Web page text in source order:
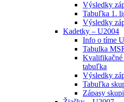
Výsledky
Tabuľka 1.
Výsledky
Kadetky – U2004
Info o tíme
Tabulka
Kvalifikačné
tabuľka
Výsledky
Tabuľka
Zápasy